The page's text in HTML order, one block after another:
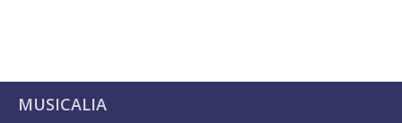
MUSICALIA